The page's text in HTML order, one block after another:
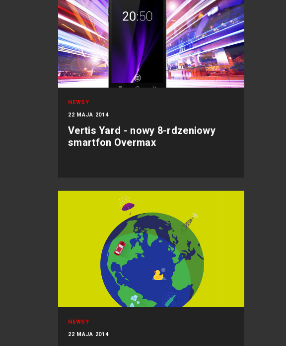
NEWSY
22 MAJA 2014
Vertis Yard - nowy 8-rdzeniowy
smartfon Overmax
NEWSY
22 MAJA 2014